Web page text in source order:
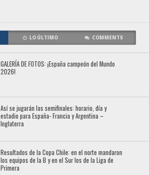
LO ÚLTIMO COMMENTS
GALERÍA DE FOTOS: ¡España campeón del Mundo
2026!
Así se jugarán las semifinales: horario, día y
estadio para España- Francia y Argentina –
Inglaterra
Resultados de la Copa Chile: en el norte mandaron
los equipos de la B y en el Sur los de la Liga de
Primera